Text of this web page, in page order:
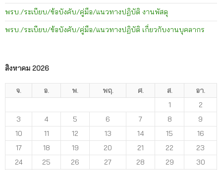
พรบ./ระเบียบ/ข้อบังคับ/คู่มือ/แนวทางปฏิบัติ งานพัสดุ
พรบ./ระเบียบ/ข้อบังคับ/คู่มือ/แนวทางปฏิบัติ เกี่ยวกับงานบุคลากร
สิงหาคม 2026
จ. อ. พ. พฤ. ศ. ส.
อา.
1
2
3
4 5 6 7 8
9
10
11 12 13 14 15
16
17
18 19 20 21 22
23
24
25 26 27 28 29 30